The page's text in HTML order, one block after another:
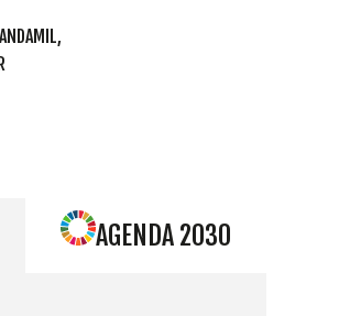
AGENDA 2030